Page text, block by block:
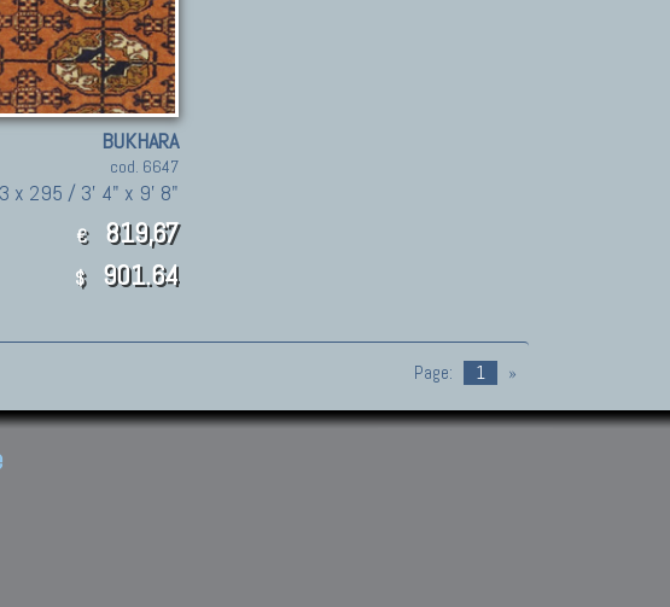
BUKHARA
cod. 6647
x 295 / 3' 4" x 9' 8"
€ 819,67
$ 901.64
Page: 1 »